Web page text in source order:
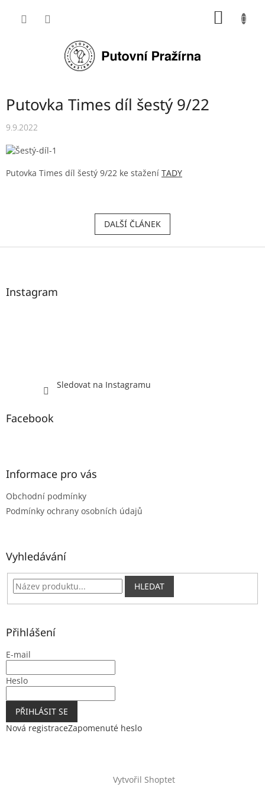
Putovka Times díl šestý 9/22
9.9.2022
Putovka Times díl šestý 9/22 ke stažení TADY
DALŠÍ ČLÁNEK
Z
Instagram
Sledovat na Instagramu
Facebook
Informace pro vás
Obchodní podmínky
Podmínky ochrany osobních údajů
Vyhledávání
HLEDAT
Přihlášení
E-mail
Heslo
PŘIHLÁSIT SE
Nová registraceZapomenuté heslo
Vytvořil Shoptet